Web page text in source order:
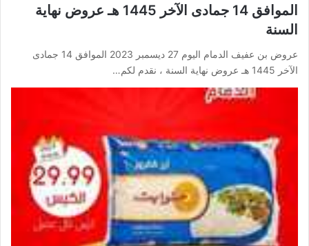
الموافق 14 جمادى الآخر 1445 هـ عروض نهاية
السنة
عروض بن عفيف الدمام اليوم 27 ديسمبر 2023 الموافق 14 جمادى
الآخر 1445 هـ عروض نهاية السنة ، نقدم لكم…